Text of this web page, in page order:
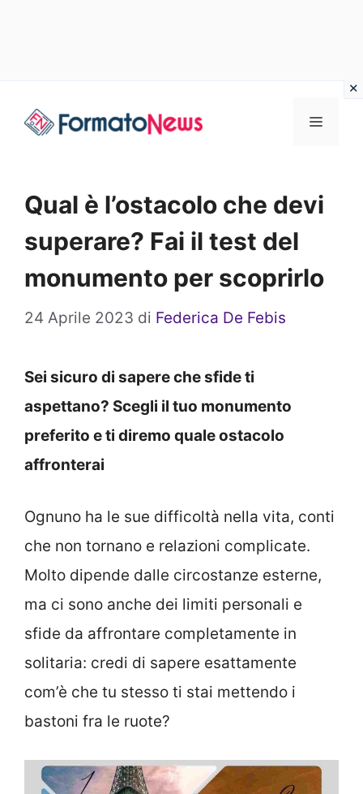
Menu
Qual è l’ostacolo che devi
superare? Fai il test del
monumento per scoprirlo
24 Aprile 2023 di Federica De Febis
Sei sicuro di sapere che sfide ti
aspettano? Scegli il tuo monumento
preferito e ti diremo quale ostacolo
affronterai
Ognuno ha le sue difficoltà nella vita, conti
che non tornano e relazioni complicate.
Molto dipende dalle circostanze esterne,
ma ci sono anche dei limiti personali e
sfide da affrontare completamente in
solitaria: credi di sapere esattamente
com’è che tu stesso ti stai mettendo i
bastoni fra le ruote?